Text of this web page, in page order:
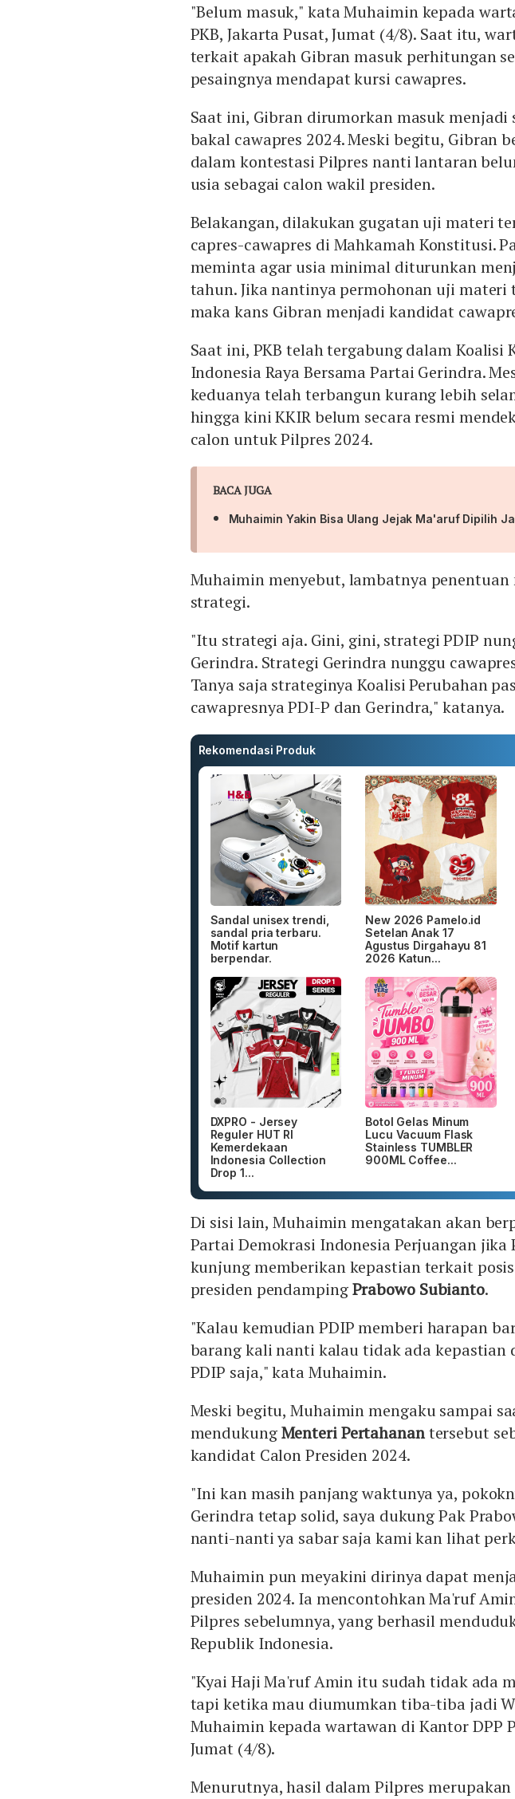
"Belum masuk," kata Muhaimin kepada
PKB, Jakarta Pusat, Jumat (4/8). Saat itu,
terkait apakah Gibran masuk perhitungan
pesaingnya mendapat kursi cawapres.
Saat ini, Gibran dirumorkan masuk
bakal cawapres 2024. Meski begitu, Gibran
dalam kontestasi Pilpres nanti lantaran
usia sebagai calon wakil presiden.
Belakangan, dilakukan gugatan uji materi
capres-cawapres di Mahkamah Konstitusi.
meminta agar usia minimal diturunkan
tahun. Jika nantinya permohonan uji
maka kans Gibran menjadi kandidat
Saat ini, PKB telah tergabung dalam Koalisi
Indonesia Raya Bersama Partai Gerindra.
keduanya telah terbangun kurang lebih
hingga kini KKIR belum secara resmi
calon untuk Pilpres 2024.
BACA JUGA
Muhaimin Yakin Bisa Ulang Jejak Ma'aruf Dipilih
Muhaimin menyebut, lambatnya penentuan
strategi.
"Itu strategi aja. Gini, gini, strategi PDIP
Gerindra. Strategi Gerindra nunggu
Tanya saja strateginya Koalisi Perubahan
cawapresnya PDI-P dan Gerindra," katanya.
Rekomendasi Produk
Sandal unisex trendi,
sandal pria terbaru.
Motif kartun
berpendar.
New 2026 Pamelo.id
Setelan Anak 17
Agustus Dirgahayu 81
2026 Katun...
DXPRO - Jersey
Reguler HUT RI
Kemerdekaan
Indonesia Collection
Drop 1...
Botol Gelas Minum
Lucu Vacuum Flask
Stainless TUMBLER
900ML Coffee...
Di sisi lain, Muhaimin mengatakan akan
Partai Demokrasi Indonesia Perjuangan
kunjung memberikan kepastian terkait
presiden pendampingPrabowo Subianto.
"Kalau kemudian PDIP memberi harapan
barang kali nanti kalau tidak ada kepastian
PDIP saja," kata Muhaimin.
Meski begitu, Muhaimin mengaku sampai
mendukungMenteri Pertahanantersebut
kandidat Calon Presiden 2024.
"Ini kan masih panjang waktunya ya,
Gerindra tetap solid, saya dukung Pak
nanti-nanti ya sabar saja kami kan lihat
Muhaimin pun meyakini dirinya dapat
presiden 2024. Ia mencontohkan Ma'ruf
Pilpres sebelumnya, yang berhasil
Republik Indonesia.
"Kyai Haji Ma'ruf Amin itu sudah tidak ada
tapi ketika mau diumumkan tiba-tiba jadi
Muhaimin kepada wartawan di Kantor DPP
Jumat (4/8).
Menurutnya, hasil dalam Pilpres